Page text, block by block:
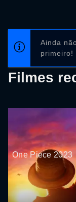
Ainda
primeiro!
Filmes
One Piece 2023